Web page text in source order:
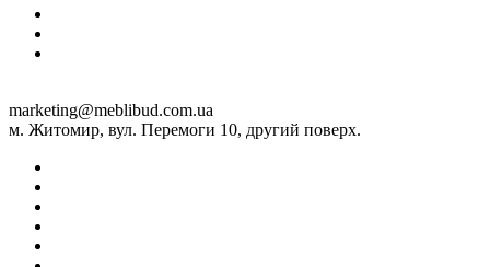
marketing@meblibud.com.ua
м. Житомир, вул. Перемоги 10, другий поверх.